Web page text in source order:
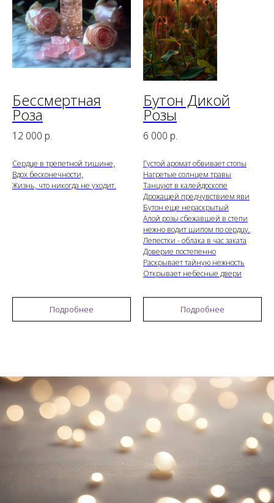
Бессмертная
Роза
12 000 р.
Сердце в трепетной тишине,
Вдох бесконечности,
Жизнь, что никогда не уходит.
Подробнее
Бутон Дикой
Розы
6 000 р.
Густой аромат обвивает стопы
Нагретые солнцем травы
Танцуют в калейдоскопе
Дрожащей предчувствием яви
Бутон еще нераскрытый
Алой розы сбежавшей в степи
нежно водит шипом по сердцу.
Лепестки - облака в час заката
Доверие постепенно
Раскрывает тайную нежность
Открывает небесные двери
Подробнее